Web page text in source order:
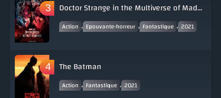
Doctor Strange in the Multiverse of Madness
Action , Epouvante-horreur , Fantastique , 2021
The Batman
Action , Fantastique , 2021